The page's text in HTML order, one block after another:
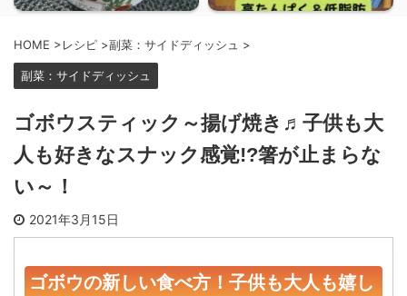
HOME >レシピ >副菜：サイドディッシュ >
副菜：サイドディッシュ
ゴボウスティック～揚げ焼き♬子供も大
人も好きなスナック感覚!?箸が止まらな
い～！
2021年3月15日
ゴボウの新しい食べ方！子供も大人も嬉し